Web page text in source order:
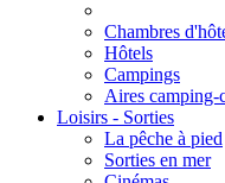
Chambres
Hôtels
Campings
Aires camping-
Loisirs - Sorties
La pêche à pied
Sorties en mer